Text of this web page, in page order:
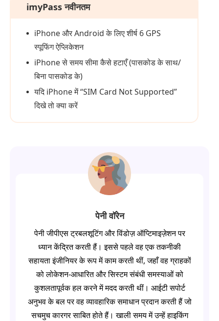
imyPass नवीनतम
iPhone और Android के लिए शीर्ष 6 GPS
स्पूफिंग ऐप्लिकेशन
iPhone से समय सीमा कैसे हटाएँ (पासकोड के साथ/
बिना पासकोड के)
यदि iPhone में “SIM Card Not Supported”
दिखे तो क्या करें
पेनी वॉरेन
पेनी जीपीएस ट्रबलशूटिंग और विंडोज़ ऑप्टिमाइज़ेशन पर
ध्यान केंद्रित करती हैं। इससे पहले वह एक तकनीकी
सहायता इंजीनियर के रूप में काम करती थीं, जहाँ वह ग्राहकों
को लोकेशन-आधारित और सिस्टम संबंधी समस्याओं को
कुशलतापूर्वक हल करने में मदद करती थीं। आईटी सपोर्ट
अनुभव के बल पर वह व्यावहारिक समाधान प्रदान करती हैं जो
सचमुच कारगर साबित होते हैं। खाली समय में उन्हें हाइकिंग